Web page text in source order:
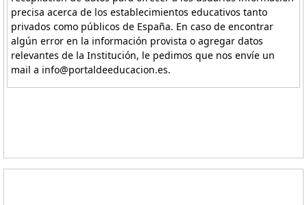
precisa acerca de los establecimientos educativos tanto
privados como públicos de España. En caso de encontrar
algún error en la información provista o agregar datos
relevantes de la Institución, le pedimos que nos envíe un
mail a info@portaldeeducacion.es.